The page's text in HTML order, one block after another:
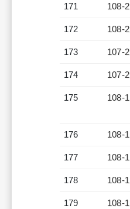
171 108-2
172 108-2
173 107-2
174 107-2
175 108-1
176 108-1
177 108-1
178 108-1
179 108-1